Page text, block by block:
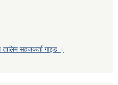
तालिम सहजकर्ता गाइड ।